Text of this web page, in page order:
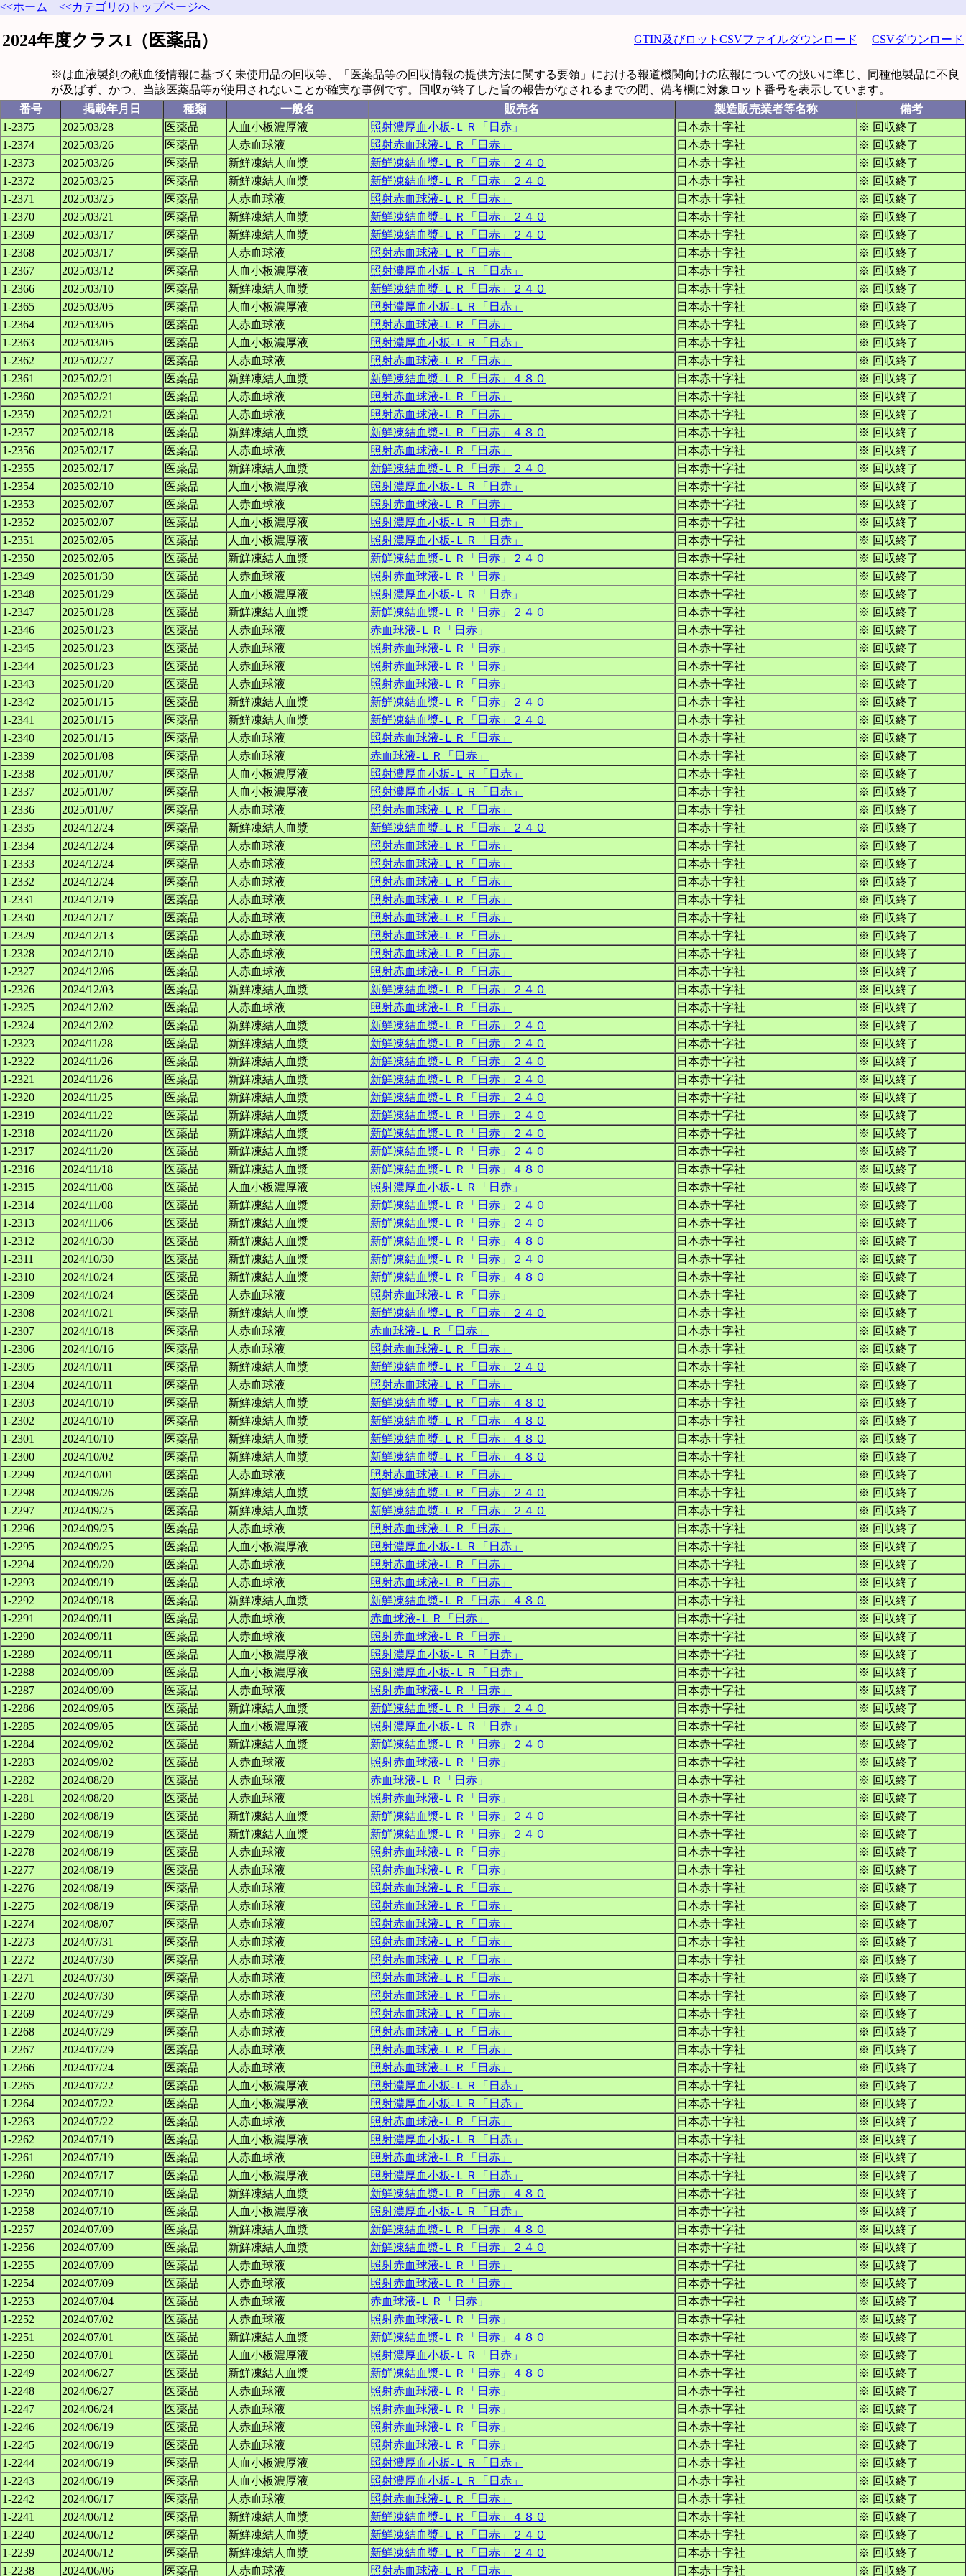
<<ホーム <<カテゴリのトップページへ
2024年度クラスI（医薬品） GTIN及びロットCSVファイルダウンロード CSVダウンロード
※は血液製剤の献血後情報に基づく未使用品の回収等、「医薬品等の回収情報の提供方法に関する要領」における報道機関向けの広報についての扱いに準じ、同種他製品に不良
が及ばず、かつ、当該医薬品等が使用されないことが確実な事例です。回収が終了した旨の報告がなされるまでの間、備考欄に対象ロット番号を表示しています。
番号
掲載年月日 種類 一般名 販売名 製造販売業者等名称
備考
1-2375
2025/03/28 医薬品 人血小板濃厚液 照射濃厚血小板‐ＬＲ「日赤」 日本赤十字社
※ 回収終了
1-2374
2025/03/26 医薬品 人赤血球液 照射赤血球液‐ＬＲ「日赤」 日本赤十字社
※ 回収終了
1-2373
2025/03/26 医薬品 新鮮凍結人血漿 新鮮凍結血漿‐ＬＲ「日赤」２４０ 日本赤十字社
※ 回収終了
1-2372
2025/03/25 医薬品 新鮮凍結人血漿 新鮮凍結血漿‐ＬＲ「日赤」２４０ 日本赤十字社
※ 回収終了
1-2371
2025/03/25 医薬品 人赤血球液 照射赤血球液‐ＬＲ「日赤」 日本赤十字社
※ 回収終了
1-2370
2025/03/21 医薬品 新鮮凍結人血漿 新鮮凍結血漿‐ＬＲ「日赤」２４０ 日本赤十字社
※ 回収終了
1-2369
2025/03/17 医薬品 新鮮凍結人血漿 新鮮凍結血漿‐ＬＲ「日赤」２４０ 日本赤十字社
※ 回収終了
1-2368
2025/03/17 医薬品 人赤血球液 照射赤血球液‐ＬＲ「日赤」 日本赤十字社
※ 回収終了
1-2367
2025/03/12 医薬品 人血小板濃厚液 照射濃厚血小板‐ＬＲ「日赤」 日本赤十字社
※ 回収終了
1-2366
2025/03/10 医薬品 新鮮凍結人血漿 新鮮凍結血漿‐ＬＲ「日赤」２４０ 日本赤十字社
※ 回収終了
1-2365
2025/03/05 医薬品 人血小板濃厚液 照射濃厚血小板‐ＬＲ「日赤」 日本赤十字社
※ 回収終了
1-2364
2025/03/05 医薬品 人赤血球液 照射赤血球液‐ＬＲ「日赤」 日本赤十字社
※ 回収終了
1-2363
2025/03/05 医薬品 人血小板濃厚液 照射濃厚血小板‐ＬＲ「日赤」 日本赤十字社
※ 回収終了
1-2362
2025/02/27 医薬品 人赤血球液 照射赤血球液‐ＬＲ「日赤」 日本赤十字社
※ 回収終了
1-2361
2025/02/21 医薬品 新鮮凍結人血漿 新鮮凍結血漿‐ＬＲ「日赤」４８０ 日本赤十字社
※ 回収終了
1-2360
2025/02/21 医薬品 人赤血球液 照射赤血球液‐ＬＲ「日赤」 日本赤十字社
※ 回収終了
1-2359
2025/02/21 医薬品 人赤血球液 照射赤血球液‐ＬＲ「日赤」 日本赤十字社
※ 回収終了
1-2357
2025/02/18 医薬品 新鮮凍結人血漿 新鮮凍結血漿‐ＬＲ「日赤」４８０ 日本赤十字社
※ 回収終了
1-2356
2025/02/17 医薬品 人赤血球液 照射赤血球液‐ＬＲ「日赤」 日本赤十字社
※ 回収終了
1-2355
2025/02/17 医薬品 新鮮凍結人血漿 新鮮凍結血漿‐ＬＲ「日赤」２４０ 日本赤十字社
※ 回収終了
1-2354
2025/02/10 医薬品 人血小板濃厚液 照射濃厚血小板‐ＬＲ「日赤」 日本赤十字社
※ 回収終了
1-2353
2025/02/07 医薬品 人赤血球液 照射赤血球液‐ＬＲ「日赤」 日本赤十字社
※ 回収終了
1-2352
2025/02/07 医薬品 人血小板濃厚液 照射濃厚血小板‐ＬＲ「日赤」 日本赤十字社
※ 回収終了
1-2351
2025/02/05 医薬品 人血小板濃厚液 照射濃厚血小板‐ＬＲ「日赤」 日本赤十字社
※ 回収終了
1-2350
2025/02/05 医薬品 新鮮凍結人血漿 新鮮凍結血漿‐ＬＲ「日赤」２４０ 日本赤十字社
※ 回収終了
1-2349
2025/01/30 医薬品 人赤血球液 照射赤血球液‐ＬＲ「日赤」 日本赤十字社
※ 回収終了
1-2348
2025/01/29 医薬品 人血小板濃厚液 照射濃厚血小板‐ＬＲ「日赤」 日本赤十字社
※ 回収終了
1-2347
2025/01/28 医薬品 新鮮凍結人血漿 新鮮凍結血漿‐ＬＲ「日赤」２４０ 日本赤十字社
※ 回収終了
1-2346
2025/01/23 医薬品 人赤血球液 赤血球液‐ＬＲ「日赤」 日本赤十字社
※ 回収終了
1-2345
2025/01/23 医薬品 人赤血球液 照射赤血球液‐ＬＲ「日赤」 日本赤十字社
※ 回収終了
1-2344
2025/01/23 医薬品 人赤血球液 照射赤血球液‐ＬＲ「日赤」 日本赤十字社
※ 回収終了
1-2343
2025/01/20 医薬品 人赤血球液 照射赤血球液‐ＬＲ「日赤」 日本赤十字社
※ 回収終了
1-2342
2025/01/15 医薬品 新鮮凍結人血漿 新鮮凍結血漿‐ＬＲ「日赤」２４０ 日本赤十字社
※ 回収終了
1-2341
2025/01/15 医薬品 新鮮凍結人血漿 新鮮凍結血漿‐ＬＲ「日赤」２４０ 日本赤十字社
※ 回収終了
1-2340
2025/01/15 医薬品 人赤血球液 照射赤血球液‐ＬＲ「日赤」 日本赤十字社
※ 回収終了
1-2339
2025/01/08 医薬品 人赤血球液 赤血球液‐ＬＲ「日赤」 日本赤十字社
※ 回収終了
1-2338
2025/01/07 医薬品 人血小板濃厚液 照射濃厚血小板‐ＬＲ「日赤」 日本赤十字社
※ 回収終了
1-2337
2025/01/07 医薬品 人血小板濃厚液 照射濃厚血小板‐ＬＲ「日赤」 日本赤十字社
※ 回収終了
1-2336
2025/01/07 医薬品 人赤血球液 照射赤血球液‐ＬＲ「日赤」 日本赤十字社
※ 回収終了
1-2335
2024/12/24 医薬品 新鮮凍結人血漿 新鮮凍結血漿‐ＬＲ「日赤」２４０ 日本赤十字社
※ 回収終了
1-2334
2024/12/24 医薬品 人赤血球液 照射赤血球液‐ＬＲ「日赤」 日本赤十字社
※ 回収終了
1-2333
2024/12/24 医薬品 人赤血球液 照射赤血球液‐ＬＲ「日赤」 日本赤十字社
※ 回収終了
1-2332
2024/12/24 医薬品 人赤血球液 照射赤血球液‐ＬＲ「日赤」 日本赤十字社
※ 回収終了
1-2331
2024/12/19 医薬品 人赤血球液 照射赤血球液‐ＬＲ「日赤」 日本赤十字社
※ 回収終了
1-2330
2024/12/17 医薬品 人赤血球液 照射赤血球液‐ＬＲ「日赤」 日本赤十字社
※ 回収終了
1-2329
2024/12/13 医薬品 人赤血球液 照射赤血球液‐ＬＲ「日赤」 日本赤十字社
※ 回収終了
1-2328
2024/12/10 医薬品 人赤血球液 照射赤血球液‐ＬＲ「日赤」 日本赤十字社
※ 回収終了
1-2327
2024/12/06 医薬品 人赤血球液 照射赤血球液‐ＬＲ「日赤」 日本赤十字社
※ 回収終了
1-2326
2024/12/03 医薬品 新鮮凍結人血漿 新鮮凍結血漿‐ＬＲ「日赤」２４０ 日本赤十字社
※ 回収終了
1-2325
2024/12/02 医薬品 人赤血球液 照射赤血球液‐ＬＲ「日赤」 日本赤十字社
※ 回収終了
1-2324
2024/12/02 医薬品 新鮮凍結人血漿 新鮮凍結血漿‐ＬＲ「日赤」２４０ 日本赤十字社
※ 回収終了
1-2323
2024/11/28 医薬品 新鮮凍結人血漿 新鮮凍結血漿‐ＬＲ「日赤」２４０ 日本赤十字社
※ 回収終了
1-2322
2024/11/26 医薬品 新鮮凍結人血漿 新鮮凍結血漿‐ＬＲ「日赤」２４０ 日本赤十字社
※ 回収終了
1-2321
2024/11/26 医薬品 新鮮凍結人血漿 新鮮凍結血漿‐ＬＲ「日赤」２４０ 日本赤十字社
※ 回収終了
1-2320
2024/11/25 医薬品 新鮮凍結人血漿 新鮮凍結血漿‐ＬＲ「日赤」２４０ 日本赤十字社
※ 回収終了
1-2319
2024/11/22 医薬品 新鮮凍結人血漿 新鮮凍結血漿‐ＬＲ「日赤」２４０ 日本赤十字社
※ 回収終了
1-2318
2024/11/20 医薬品 新鮮凍結人血漿 新鮮凍結血漿‐ＬＲ「日赤」２４０ 日本赤十字社
※ 回収終了
1-2317
2024/11/20 医薬品 新鮮凍結人血漿 新鮮凍結血漿‐ＬＲ「日赤」２４０ 日本赤十字社
※ 回収終了
1-2316
2024/11/18 医薬品 新鮮凍結人血漿 新鮮凍結血漿‐ＬＲ「日赤」４８０ 日本赤十字社
※ 回収終了
1-2315
2024/11/08 医薬品 人血小板濃厚液 照射濃厚血小板‐ＬＲ「日赤」 日本赤十字社
※ 回収終了
1-2314
2024/11/08 医薬品 新鮮凍結人血漿 新鮮凍結血漿‐ＬＲ「日赤」２４０ 日本赤十字社
※ 回収終了
1-2313
2024/11/06 医薬品 新鮮凍結人血漿 新鮮凍結血漿‐ＬＲ「日赤」２４０ 日本赤十字社
※ 回収終了
1-2312
2024/10/30 医薬品 新鮮凍結人血漿 新鮮凍結血漿‐ＬＲ「日赤」４８０ 日本赤十字社
※ 回収終了
1-2311
2024/10/30 医薬品 新鮮凍結人血漿 新鮮凍結血漿‐ＬＲ「日赤」２４０ 日本赤十字社
※ 回収終了
1-2310
2024/10/24 医薬品 新鮮凍結人血漿 新鮮凍結血漿‐ＬＲ「日赤」４８０ 日本赤十字社
※ 回収終了
1-2309
2024/10/24 医薬品 人赤血球液 照射赤血球液‐ＬＲ「日赤」 日本赤十字社
※ 回収終了
1-2308
2024/10/21 医薬品 新鮮凍結人血漿 新鮮凍結血漿‐ＬＲ「日赤」２４０ 日本赤十字社
※ 回収終了
1-2307
2024/10/18 医薬品 人赤血球液 赤血球液‐ＬＲ「日赤」 日本赤十字社
※ 回収終了
1-2306
2024/10/16 医薬品 人赤血球液 照射赤血球液‐ＬＲ「日赤」 日本赤十字社
※ 回収終了
1-2305
2024/10/11 医薬品 新鮮凍結人血漿 新鮮凍結血漿‐ＬＲ「日赤」２４０ 日本赤十字社
※ 回収終了
1-2304
2024/10/11 医薬品 人赤血球液 照射赤血球液‐ＬＲ「日赤」 日本赤十字社
※ 回収終了
1-2303
2024/10/10 医薬品 新鮮凍結人血漿 新鮮凍結血漿‐ＬＲ「日赤」４８０ 日本赤十字社
※ 回収終了
1-2302
2024/10/10 医薬品 新鮮凍結人血漿 新鮮凍結血漿‐ＬＲ「日赤」４８０ 日本赤十字社
※ 回収終了
1-2301
2024/10/10 医薬品 新鮮凍結人血漿 新鮮凍結血漿‐ＬＲ「日赤」４８０ 日本赤十字社
※ 回収終了
1-2300
2024/10/02 医薬品 新鮮凍結人血漿 新鮮凍結血漿‐ＬＲ「日赤」４８０ 日本赤十字社
※ 回収終了
1-2299
2024/10/01 医薬品 人赤血球液 照射赤血球液‐ＬＲ「日赤」 日本赤十字社
※ 回収終了
1-2298
2024/09/26 医薬品 新鮮凍結人血漿 新鮮凍結血漿‐ＬＲ「日赤」２４０ 日本赤十字社
※ 回収終了
1-2297
2024/09/25 医薬品 新鮮凍結人血漿 新鮮凍結血漿‐ＬＲ「日赤」２４０ 日本赤十字社
※ 回収終了
1-2296
2024/09/25 医薬品 人赤血球液 照射赤血球液‐ＬＲ「日赤」 日本赤十字社
※ 回収終了
1-2295
2024/09/25 医薬品 人血小板濃厚液 照射濃厚血小板‐ＬＲ「日赤」 日本赤十字社
※ 回収終了
1-2294
2024/09/20 医薬品 人赤血球液 照射赤血球液‐ＬＲ「日赤」 日本赤十字社
※ 回収終了
1-2293
2024/09/19 医薬品 人赤血球液 照射赤血球液‐ＬＲ「日赤」 日本赤十字社
※ 回収終了
1-2292
2024/09/18 医薬品 新鮮凍結人血漿 新鮮凍結血漿‐ＬＲ「日赤」４８０ 日本赤十字社
※ 回収終了
1-2291
2024/09/11 医薬品 人赤血球液 赤血球液‐ＬＲ「日赤」 日本赤十字社
※ 回収終了
1-2290
2024/09/11 医薬品 人赤血球液 照射赤血球液‐ＬＲ「日赤」 日本赤十字社
※ 回収終了
1-2289
2024/09/11 医薬品 人血小板濃厚液 照射濃厚血小板‐ＬＲ「日赤」 日本赤十字社
※ 回収終了
1-2288
2024/09/09 医薬品 人血小板濃厚液 照射濃厚血小板‐ＬＲ「日赤」 日本赤十字社
※ 回収終了
1-2287
2024/09/09 医薬品 人赤血球液 照射赤血球液‐ＬＲ「日赤」 日本赤十字社
※ 回収終了
1-2286
2024/09/05 医薬品 新鮮凍結人血漿 新鮮凍結血漿‐ＬＲ「日赤」２４０ 日本赤十字社
※ 回収終了
1-2285
2024/09/05 医薬品 人血小板濃厚液 照射濃厚血小板‐ＬＲ「日赤」 日本赤十字社
※ 回収終了
1-2284
2024/09/02 医薬品 新鮮凍結人血漿 新鮮凍結血漿‐ＬＲ「日赤」２４０ 日本赤十字社
※ 回収終了
1-2283
2024/09/02 医薬品 人赤血球液 照射赤血球液‐ＬＲ「日赤」 日本赤十字社
※ 回収終了
1-2282
2024/08/20 医薬品 人赤血球液 赤血球液‐ＬＲ「日赤」 日本赤十字社
※ 回収終了
1-2281
2024/08/20 医薬品 人赤血球液 照射赤血球液‐ＬＲ「日赤」 日本赤十字社
※ 回収終了
1-2280
2024/08/19 医薬品 新鮮凍結人血漿 新鮮凍結血漿‐ＬＲ「日赤」２４０ 日本赤十字社
※ 回収終了
1-2279
2024/08/19 医薬品 新鮮凍結人血漿 新鮮凍結血漿‐ＬＲ「日赤」２４０ 日本赤十字社
※ 回収終了
1-2278
2024/08/19 医薬品 人赤血球液 照射赤血球液‐ＬＲ「日赤」 日本赤十字社
※ 回収終了
1-2277
2024/08/19 医薬品 人赤血球液 照射赤血球液‐ＬＲ「日赤」 日本赤十字社
※ 回収終了
1-2276
2024/08/19 医薬品 人赤血球液 照射赤血球液‐ＬＲ「日赤」 日本赤十字社
※ 回収終了
1-2275
2024/08/19 医薬品 人赤血球液 照射赤血球液‐ＬＲ「日赤」 日本赤十字社
※ 回収終了
1-2274
2024/08/07 医薬品 人赤血球液 照射赤血球液‐ＬＲ「日赤」 日本赤十字社
※ 回収終了
1-2273
2024/07/31 医薬品 人赤血球液 照射赤血球液‐ＬＲ「日赤」 日本赤十字社
※ 回収終了
1-2272
2024/07/30 医薬品 人赤血球液 照射赤血球液‐ＬＲ「日赤」 日本赤十字社
※ 回収終了
1-2271
2024/07/30 医薬品 人赤血球液 照射赤血球液‐ＬＲ「日赤」 日本赤十字社
※ 回収終了
1-2270
2024/07/30 医薬品 人赤血球液 照射赤血球液‐ＬＲ「日赤」 日本赤十字社
※ 回収終了
1-2269
2024/07/29 医薬品 人赤血球液 照射赤血球液‐ＬＲ「日赤」 日本赤十字社
※ 回収終了
1-2268
2024/07/29 医薬品 人赤血球液 照射赤血球液‐ＬＲ「日赤」 日本赤十字社
※ 回収終了
1-2267
2024/07/29 医薬品 人赤血球液 照射赤血球液‐ＬＲ「日赤」 日本赤十字社
※ 回収終了
1-2266
2024/07/24 医薬品 人赤血球液 照射赤血球液‐ＬＲ「日赤」 日本赤十字社
※ 回収終了
1-2265
2024/07/22 医薬品 人血小板濃厚液 照射濃厚血小板‐ＬＲ「日赤」 日本赤十字社
※ 回収終了
1-2264
2024/07/22 医薬品 人血小板濃厚液 照射濃厚血小板‐ＬＲ「日赤」 日本赤十字社
※ 回収終了
1-2263
2024/07/22 医薬品 人赤血球液 照射赤血球液‐ＬＲ「日赤」 日本赤十字社
※ 回収終了
1-2262
2024/07/19 医薬品 人血小板濃厚液 照射濃厚血小板‐ＬＲ「日赤」 日本赤十字社
※ 回収終了
1-2261
2024/07/19 医薬品 人赤血球液 照射赤血球液‐ＬＲ「日赤」 日本赤十字社
※ 回収終了
1-2260
2024/07/17 医薬品 人血小板濃厚液 照射濃厚血小板‐ＬＲ「日赤」 日本赤十字社
※ 回収終了
1-2259
2024/07/10 医薬品 新鮮凍結人血漿 新鮮凍結血漿‐ＬＲ「日赤」４８０ 日本赤十字社
※ 回収終了
1-2258
2024/07/10 医薬品 人血小板濃厚液 照射濃厚血小板‐ＬＲ「日赤」 日本赤十字社
※ 回収終了
1-2257
2024/07/09 医薬品 新鮮凍結人血漿 新鮮凍結血漿‐ＬＲ「日赤」４８０ 日本赤十字社
※ 回収終了
1-2256
2024/07/09 医薬品 新鮮凍結人血漿 新鮮凍結血漿‐ＬＲ「日赤」２４０ 日本赤十字社
※ 回収終了
1-2255
2024/07/09 医薬品 人赤血球液 照射赤血球液‐ＬＲ「日赤」 日本赤十字社
※ 回収終了
1-2254
2024/07/09 医薬品 人赤血球液 照射赤血球液‐ＬＲ「日赤」 日本赤十字社
※ 回収終了
1-2253
2024/07/04 医薬品 人赤血球液 赤血球液‐ＬＲ「日赤」 日本赤十字社
※ 回収終了
1-2252
2024/07/02 医薬品 人赤血球液 照射赤血球液‐ＬＲ「日赤」 日本赤十字社
※ 回収終了
1-2251
2024/07/01 医薬品 新鮮凍結人血漿 新鮮凍結血漿‐ＬＲ「日赤」４８０ 日本赤十字社
※ 回収終了
1-2250
2024/07/01 医薬品 人血小板濃厚液 照射濃厚血小板‐ＬＲ「日赤」 日本赤十字社
※ 回収終了
1-2249
2024/06/27 医薬品 新鮮凍結人血漿 新鮮凍結血漿‐ＬＲ「日赤」４８０ 日本赤十字社
※ 回収終了
1-2248
2024/06/27 医薬品 人赤血球液 照射赤血球液‐ＬＲ「日赤」 日本赤十字社
※ 回収終了
1-2247
2024/06/24 医薬品 人赤血球液 照射赤血球液‐ＬＲ「日赤」 日本赤十字社
※ 回収終了
1-2246
2024/06/19 医薬品 人赤血球液 照射赤血球液‐ＬＲ「日赤」 日本赤十字社
※ 回収終了
1-2245
2024/06/19 医薬品 人赤血球液 照射赤血球液‐ＬＲ「日赤」 日本赤十字社
※ 回収終了
1-2244
2024/06/19 医薬品 人血小板濃厚液 照射濃厚血小板‐ＬＲ「日赤」 日本赤十字社
※ 回収終了
1-2243
2024/06/19 医薬品 人血小板濃厚液 照射濃厚血小板‐ＬＲ「日赤」 日本赤十字社
※ 回収終了
1-2242
2024/06/17 医薬品 人赤血球液 照射赤血球液‐ＬＲ「日赤」 日本赤十字社
※ 回収終了
1-2241
2024/06/12 医薬品 新鮮凍結人血漿 新鮮凍結血漿‐ＬＲ「日赤」４８０ 日本赤十字社
※ 回収終了
1-2240
2024/06/12 医薬品 新鮮凍結人血漿 新鮮凍結血漿‐ＬＲ「日赤」２４０ 日本赤十字社
※ 回収終了
1-2239
2024/06/12 医薬品 新鮮凍結人血漿 新鮮凍結血漿‐ＬＲ「日赤」２４０ 日本赤十字社
※ 回収終了
1-2238
2024/06/06 医薬品 人赤血球液 照射赤血球液‐ＬＲ「日赤」 日本赤十字社 ※ 回収終了